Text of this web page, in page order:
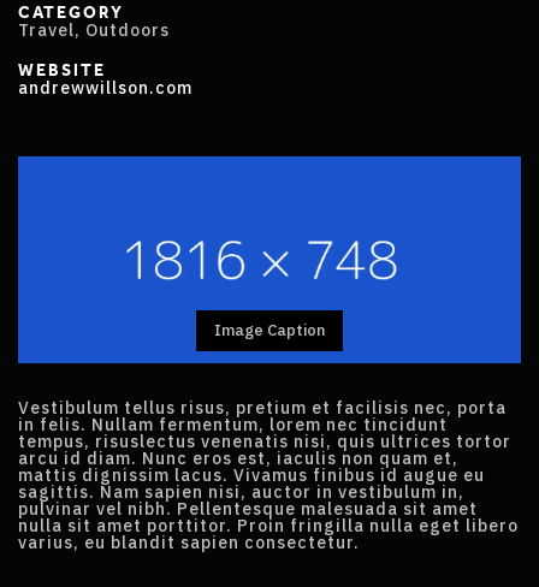
CATEGORY
Travel, Outdoors
WEBSITE
andrewwillson.com
Image Caption
Vestibulum tellus risus, pretium et facilisis nec, porta
in felis. Nullam fermentum, lorem nec tincidunt
tempus, risuslectus venenatis nisi, quis ultrices tortor
arcu id diam. Nunc eros est, iaculis non quam et,
mattis dignissim lacus. Vivamus finibus id augue eu
sagittis. Nam sapien nisi, auctor in vestibulum in,
pulvinar vel nibh. Pellentesque malesuada sit amet
nulla sit amet porttitor. Proin fringilla nulla eget libero
varius, eu blandit sapien consectetur.